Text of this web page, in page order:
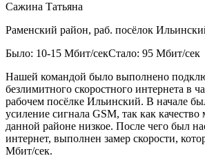
Сажина Татьяна
Раменский район, раб. посёлок
Было: 10-15 Мбит/секСтало: 95 Мбит/сек
Нашей командой было выполнено
безлимитного скоростного интернета в
рабочем посёлке Ильинский. В начале
усиление сигнала GSM, так как качество
данной районе низкое. После чего был
интернет, выполнен замер скорости,
Мбит/сек.